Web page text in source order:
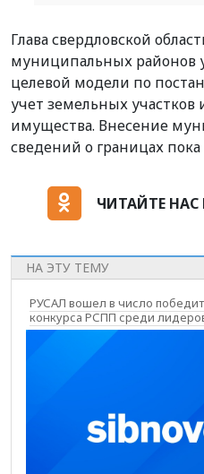
Глава свердловской
муниципальных районов
целевой модели по
учет земельных
имущества. Внесение
сведений о границах пока
ЧИТАЙТЕ НАС
НА ЭТУ ТЕМУ
РУСАЛ вошел в число
конкурса РСПП среди